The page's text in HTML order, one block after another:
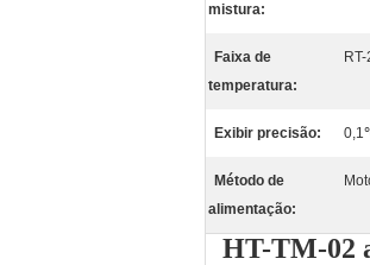
mistura:
Faixa de
temperatura:
Exibir precisão:
Método de
alimentação:
HT-TM-02